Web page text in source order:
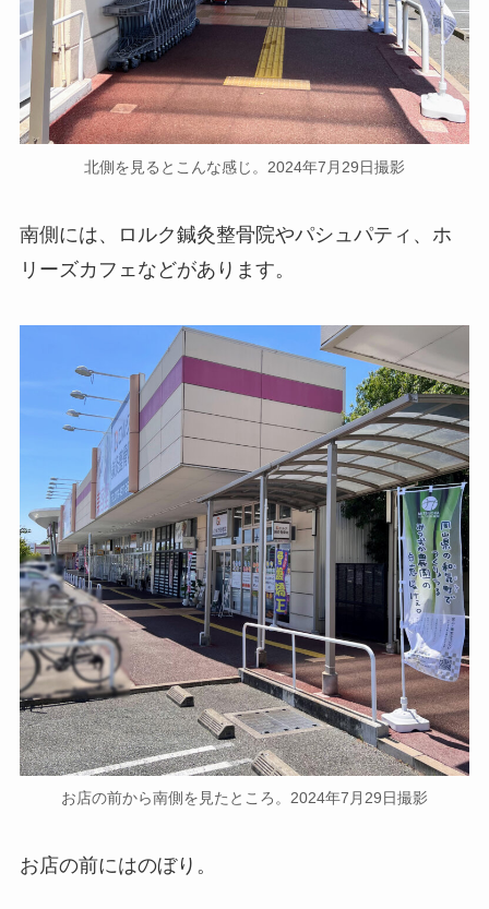
北側を見るとこんな感じ。2024年7月29日撮影
南側には、ロルク鍼灸整骨院やパシュパティ、ホ
リーズカフェなどがあります。
お店の前から南側を見たところ。2024年7月29日撮影
お店の前にはのぼり。